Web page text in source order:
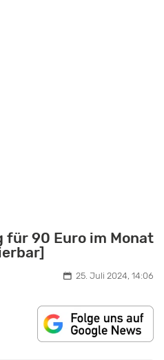
für 90 Euro im Monat
25. Juli 2024, 14:06